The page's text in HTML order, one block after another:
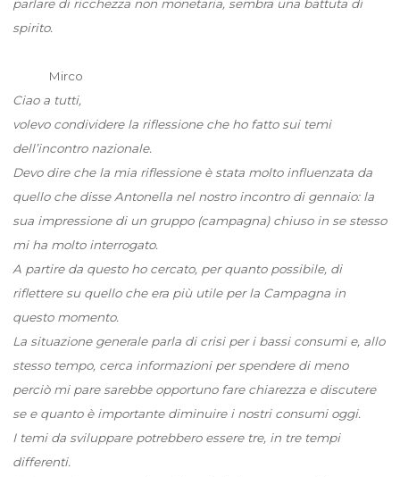
spirito.
Mirco
Ciao a tutti,
volevo condividere la riflessione che ho fatto sui temi
dell’incontro nazionale.
Devo dire che la mia riflessione è stata molto influenzata da
quello che disse Antonella nel nostro incontro di gennaio: la
sua impressione di un gruppo (campagna) chiuso in se stesso
mi ha molto interrogato.
A partire da questo ho cercato, per quanto possibile, di
riflettere su quello che era più utile per la Campagna in
questo momento.
La situazione generale parla di crisi per i bassi consumi e, allo
stesso tempo, cerca informazioni per spendere di meno
perciò mi pare sarebbe opportuno fare chiarezza e discutere
se e quanto è importante diminuire i nostri consumi oggi.
I temi da sviluppare potrebbero essere tre, in tre tempi
differenti.